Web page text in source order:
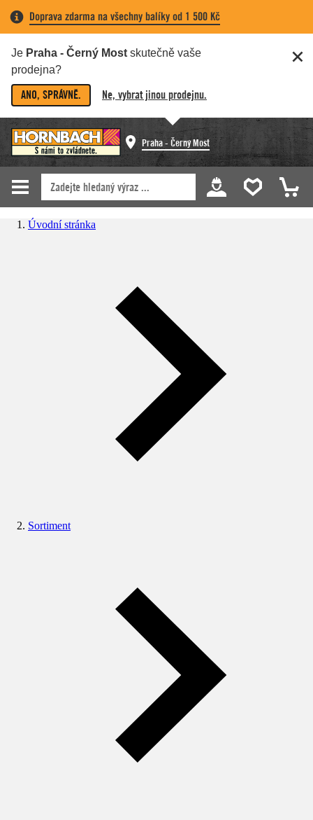
Doprava zdarma na všechny balíky od 1 500 Kč
Je Praha - Černý Most skutečně vaše
prodejna?
ANO, SPRÁVNĚ. Ne, vybrat jinou prodejnu.
Praha - Černý Most
Úvodní stránka
Sortiment